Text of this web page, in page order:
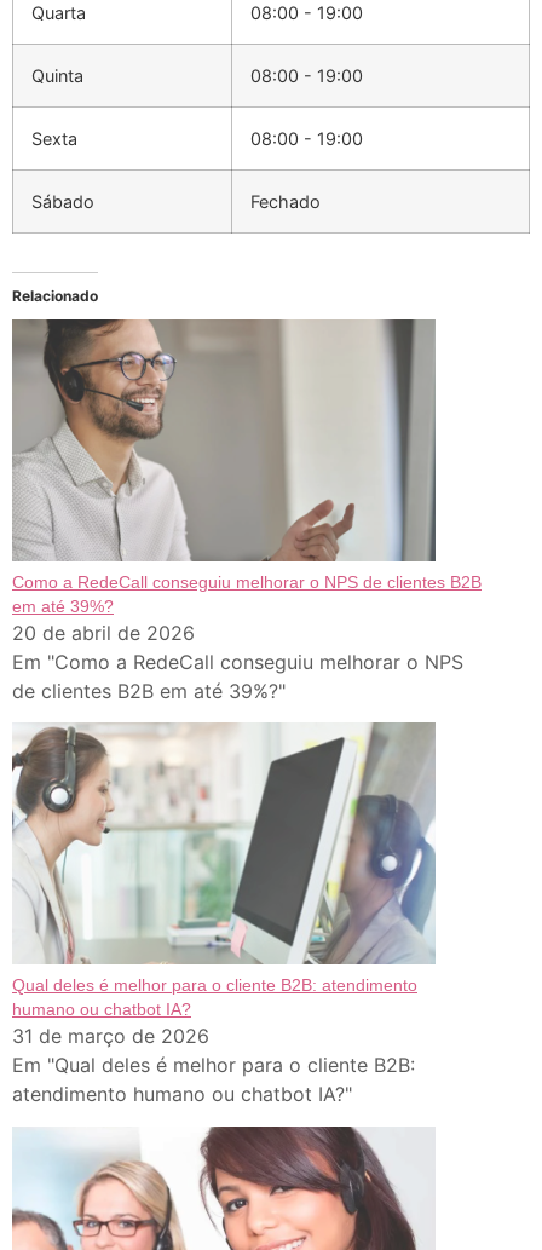
Quarta 08:00 - 19:00
Quinta 08:00 - 19:00
Sexta 08:00 - 19:00
Sábado Fechado
Relacionado
Como a RedeCall conseguiu melhorar o NPS de clientes B2B
em até 39%?
20 de abril de 2026
Em "Como a RedeCall conseguiu melhorar o NPS
de clientes B2B em até 39%?"
Qual deles é melhor para o cliente B2B: atendimento
humano ou chatbot IA?
31 de março de 2026
Em "Qual deles é melhor para o cliente B2B:
atendimento humano ou chatbot IA?"